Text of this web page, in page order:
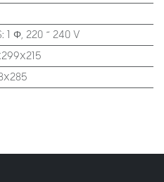
: 1 Φ, 220 ~ 240 V